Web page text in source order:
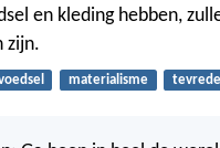
en kleding hebben,
zijn.
materialisme